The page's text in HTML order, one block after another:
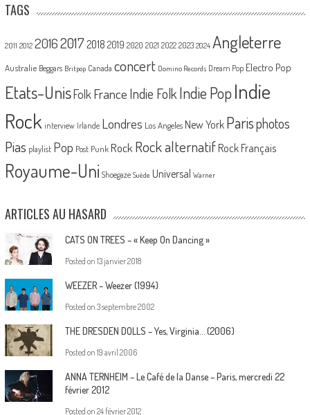
TAGS
2011 2012 20162017 2018 2019 2020 2021 2022 2023 2024 Angleterre
Australie Beggars Britpop Canada concert Domino Records Dream Pop Electro Pop
Etats-UnisFolk France Indie FolkIndie PopIndie
Rock interview Irlande Londres Los Angeles New York Parisphotos
Pias playlist Pop Post Punk Rock Rock alternatif Rock Français
Royaume-Uni Shoegaze Suède Universal Warner
ARTICLES AU HASARD
CATS ON TREES – « Keep On Dancing »
Posted on 13 janvier 2018
WEEZER – Weezer (1994)
Posted on 3 septembre 2002
THE DRESDEN DOLLS – Yes, Virginia… (2006)
Posted on 19 avril 2006
ANNA TERNHEIM – Le Café de la Danse – Paris, mercredi 22
février 2012
Posted on 24 février 2012